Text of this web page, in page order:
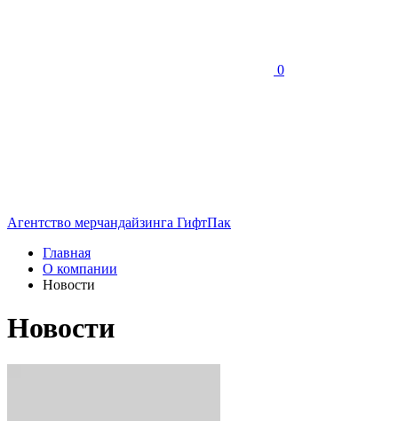
0
Агентство мерчандайзинга ГифтПак
Главная
О компании
Новости
Новости